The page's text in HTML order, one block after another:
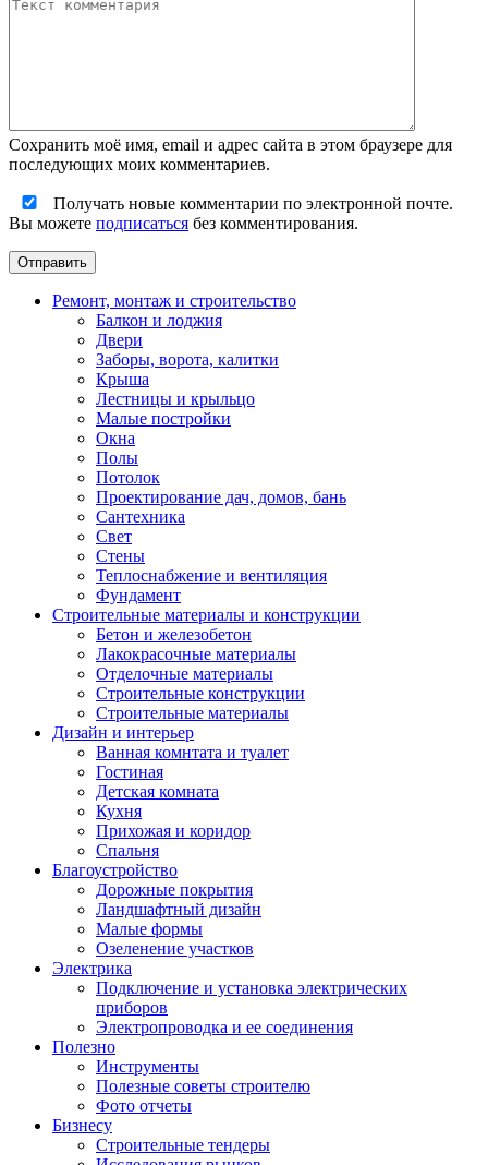
Сохранить моё имя, email и адрес сайта в этом браузере для
последующих моих комментариев.
Получать новые комментарии по электронной почте.
Вы можете подписаться без комментирования.
Ремонт, монтаж и строительство
Балкон и лоджия
Двери
Заборы, ворота, калитки
Крыша
Лестницы и крыльцо
Малые постройки
Окна
Полы
Потолок
Проектирование дач, домов, бань
Сантехника
Свет
Стены
Теплоснабжение и вентиляция
Фундамент
Строительные материалы и конструкции
Бетон и железобетон
Лакокрасочные материалы
Отделочные материалы
Строительные конструкции
Строительные материалы
Дизайн и интерьер
Ванная комнтата и туалет
Гостиная
Детская комната
Кухня
Прихожая и коридор
Спальня
Благоустройство
Дорожные покрытия
Ландшафтный дизайн
Малые формы
Озеленение участков
Электрика
Подключение и установка электрических
приборов
Электропроводка и ее соединения
Полезно
Инструменты
Полезные советы строителю
Фото отчеты
Бизнесу
Строительные тендеры